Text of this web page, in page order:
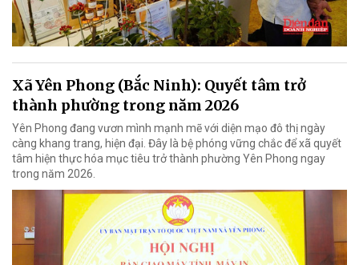
Xã Yên Phong (Bắc Ninh): Quyết tâm trở
thành phường trong năm 2026
Yên Phong đang vươn mình mạnh mẽ với diện mạo đô thị ngày
càng khang trang, hiện đại. Đây là bệ phóng vững chắc để xã quyết
tâm hiện thực hóa mục tiêu trở thành phường Yên Phong ngay
trong năm 2026.